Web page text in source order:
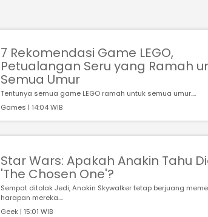
7 Rekomendasi Game LEGO,
Petualangan Seru yang Ramah
Semua Umur
Tentunya semua game LEGO ramah untuk semua umur....
Games | 14:04 WIB
Star Wars: Apakah Anakin Tahu
'The Chosen One'?
Sempat ditolak Jedi, Anakin Skywalker tetap berjuang
harapan mereka....
Geek | 15:01 WIB